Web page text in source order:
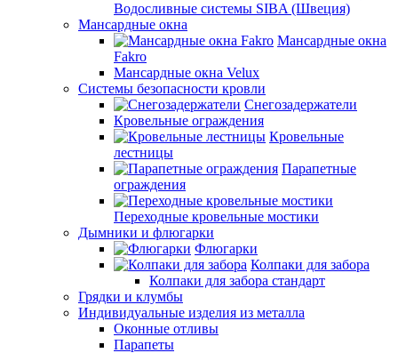
Водосливные системы SIBA (Швеция)
Мансардные окна
Мансардные окна
Fakro
Мансардные окна Velux
Системы безопасности кровли
Снегозадержатели
Кровельные ограждения
Кровельные
лестницы
Парапетные
ограждения
Переходные кровельные мостики
Дымники и флюгарки
Флюгарки
Колпаки для забора
Колпаки для забора стандарт
Грядки и клумбы
Индивидуальные изделия из металла
Оконные отливы
Парапеты